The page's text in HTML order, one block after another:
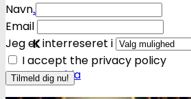
Joint Doctor
K
Kannabia
Navn
Email
Jeg er interreseret i
I accept the privacy policy